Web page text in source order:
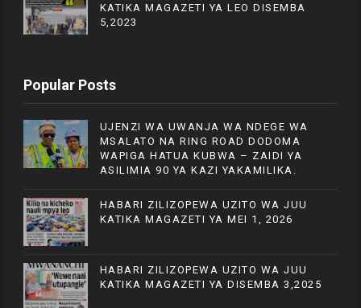
KATIKA MAGAZETI YA LEO DISEMBA
5,2023
Popular Posts
UJENZI WA UWANJA WA NDEGE WA
MSALATO NA RING ROAD DODOMA
WAPIGA HATUA KUBWA – ZAIDI YA
ASILIMIA 90 YA KAZI YAKAMILIKA.
HABARI ZILIZOPEWA UZITO WA JUU
KATIKA MAGAZETI YA MEI 1, 2026
HABARI ZILIZOPEWA UZITO WA JUU
KATIKA MAGAZETI YA DISEMBA 3,2025